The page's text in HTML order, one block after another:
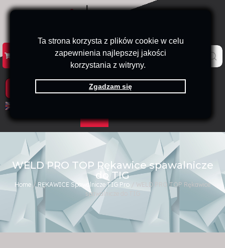
Ta strona korzysta z plików cookie w celu
zapewnienia najlepszej jakości
korzystania z witryny.
Zgadzam się
KATALOG KONTAKT
WELD PRO TOP Rękawice spawalnicze
do TIG
Home /RĘKAWICE Spawalnicze TIG Pro / WELD PRO TOP Rękawice
spawalnicze do TIG